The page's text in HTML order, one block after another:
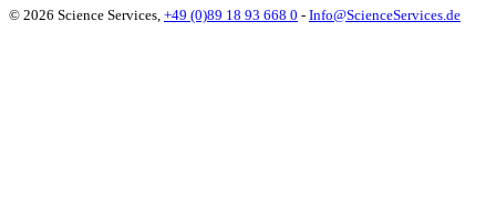
© 2026 Science Services, +49 (0)89 18 93 668 0 - Info@ScienceServices.de